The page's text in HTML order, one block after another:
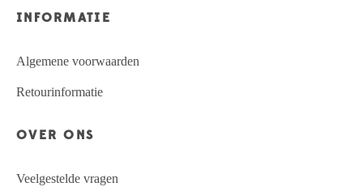
INFORMATIE
Algemene voorwaarden
Retourinformatie
OVER ONS
Veelgestelde vragen